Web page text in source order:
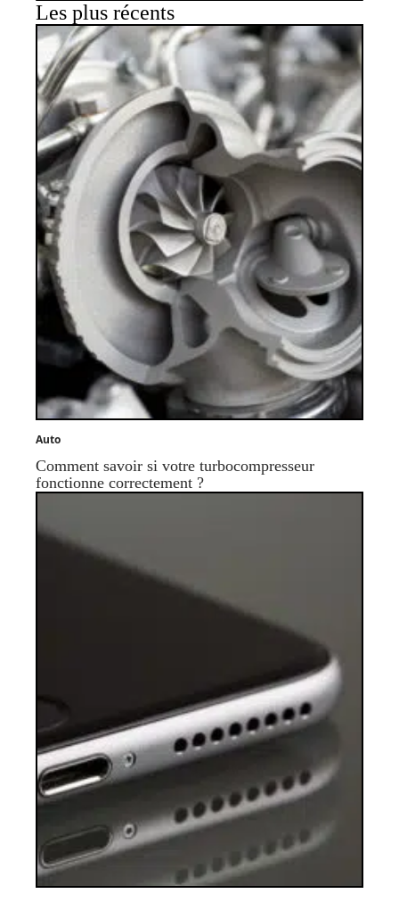
Les plus récents
Auto
Comment savoir si votre turbocompresseur
fonctionne correctement ?